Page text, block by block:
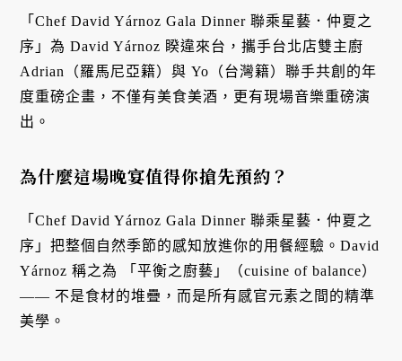
「Chef David Yárnoz Gala Dinner 聯乘星藝．仲夏之
序」為 David Yárnoz 睽違來台，攜手台北店雙主廚
Adrian（羅馬尼亞籍）與 Yo（台灣籍）聯手共創的年
度重磅企畫，不僅有美食美酒，更有現場音樂重磅演
出。
為什麼這場晚宴值得你搶先預約？
「Chef David Yárnoz Gala Dinner 聯乘星藝．仲夏之
序」把整個自然季節的感知放進你的用餐經驗。David
Yárnoz 稱之為 「平衡之廚藝」（cuisine of balance）
—— 不是食材的堆疊，而是所有感官元素之間的精準
美學。